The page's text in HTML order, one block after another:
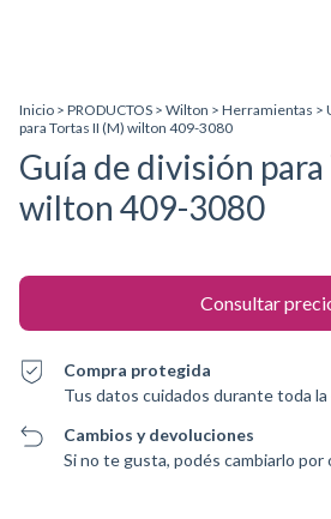
Inicio > PRODUCTOS > Wilton > Herramientas >
para Tortas II (M) wilton 409-3080
Guía de división
wilton 409-3080
Compra protegida
Tus datos cuidados durante toda la
Cambios y devoluciones
Si no te gusta, podés cambiarlo